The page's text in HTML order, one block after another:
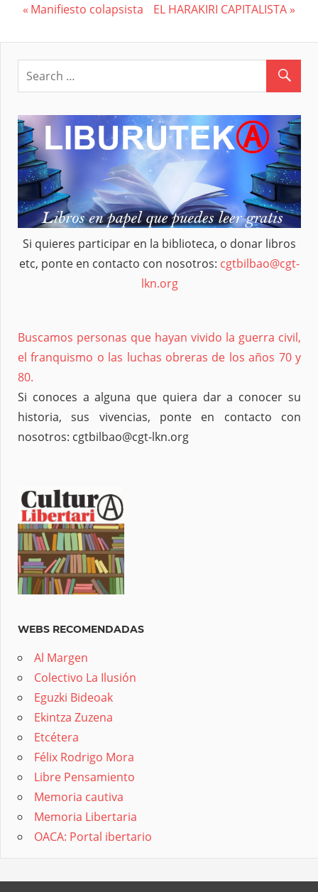
de
entradas
Previous
Manifiesto colapsista
Next
EL HARAKIRI CAPITALISTA
Si quieres participar en la biblioteca, o donar libros
etc, ponte en contacto con nosotros: cgtbilbao@cgt-
lkn.org
Buscamos personas que hayan vivido la guerra civil,
el franquismo o las luchas obreras de los años 70 y
80.
Si conoces a alguna que quiera dar a conocer su
historia, sus vivencias, ponte en contacto con
nosotros: cgtbilbao@cgt-lkn.org
WEBS RECOMENDADAS
Al Margen
Colectivo La Ilusión
Eguzki Bideoak
Ekintza Zuzena
Etcétera
Félix Rodrigo Mora
Libre Pensamiento
Memoria cautiva
Memoria Libertaria
OACA: Portal ibertario